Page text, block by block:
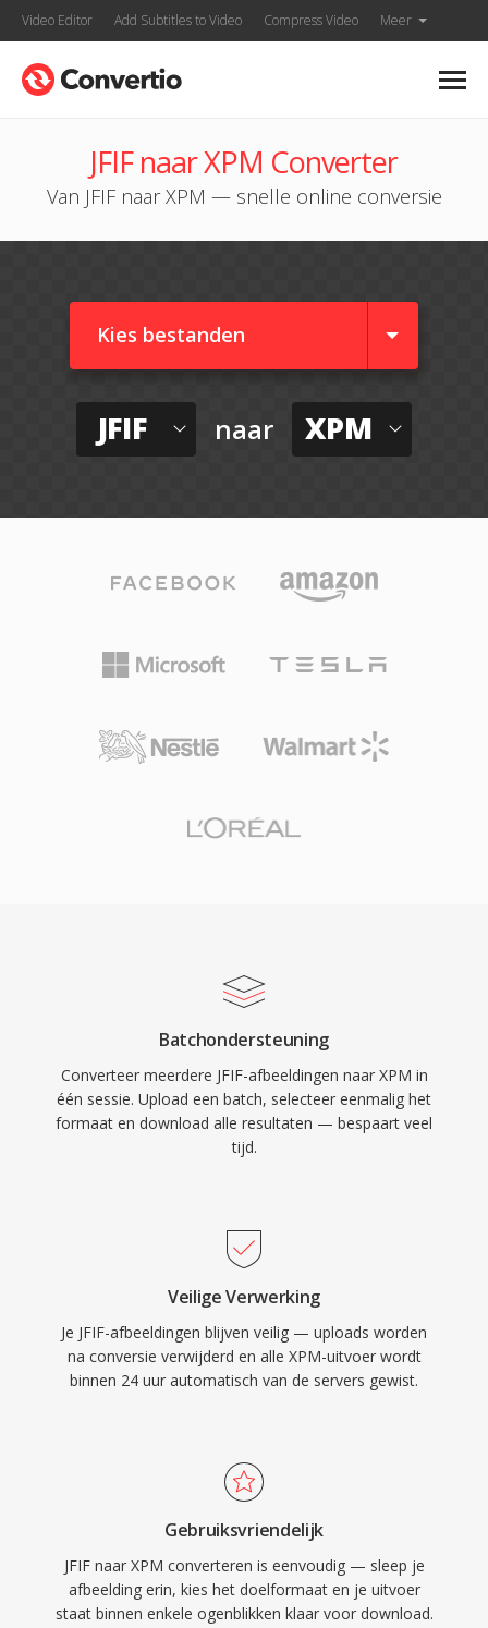
Video Editor Add Subtitles to Video Compress Video Meer
JFIF naar XPM Converter
Van JFIF naar XPM — snelle online conversie
Kies bestanden
JFIF naar XPM
Batchondersteuning
Converteer meerdere JFIF-afbeeldingen naar XPM in
één sessie. Upload een batch, selecteer eenmalig het
formaat en download alle resultaten — bespaart veel
tijd.
Veilige Verwerking
Je JFIF-afbeeldingen blijven veilig — uploads worden
na conversie verwijderd en alle XPM-uitvoer wordt
binnen 24 uur automatisch van de servers gewist.
Gebruiksvriendelijk
JFIF naar XPM converteren is eenvoudig — sleep je
afbeelding erin, kies het doelformaat en je uitvoer
staat binnen enkele ogenblikken klaar voor download.